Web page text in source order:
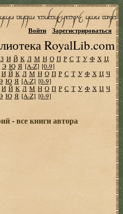
RoyalLib.com
Войти Зарегистрироваться
З И Й К Л М Н О П Р С Т У Ф Х Ц
Э Ю Я [A-Z] [0-9]
И Й К Л М Н О П Р С Т У Ф Х Ц Ч
Ю Я [A-Z] [0-9]
И Й К Л М Н О П Р С Т У Ф Х Ц Ч
Ю Я [A-Z] [0-9]
- все книги автора